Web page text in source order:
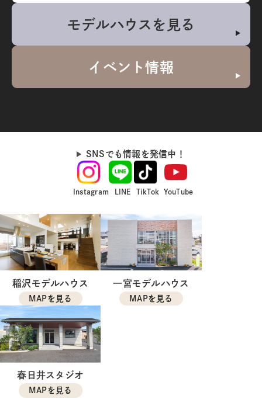
モデルハウスを見る
イベント情報
SNSでも情報を発信中！
Instagram LINE TikTok YouTube
稲沢モデルハウス
MAPを見る
一宮モデルハウス
MAPを見る
春日井スタジオ
MAPを見る